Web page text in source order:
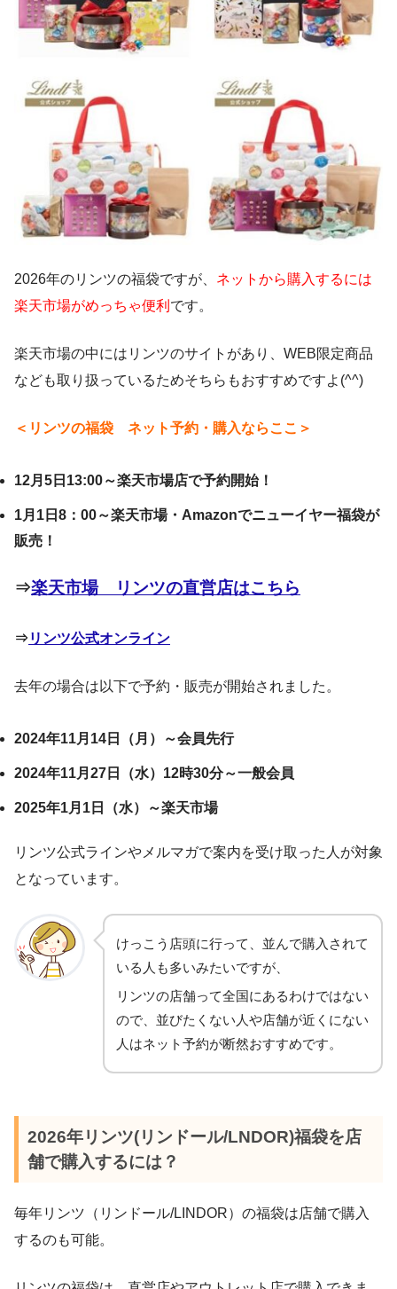
2026年のリンツの福袋ですが、 ネットから購入するには
楽天市場がめっちゃ便利 です。
楽天市場の中にはリンツのサイトがあり、WEB限定商品
なども取り扱っているためそちらもおすすめですよ(^^)
＜リンツの福袋 ネット予約・購入ならここ＞
12月5日13:00～楽天市場店で予約開始！
1月1日8：00～楽天市場・Amazonでニューイヤー福袋が
販売！
⇒楽天市場 リンツの直営店はこちら
⇒リンツ公式オンライン
去年の場合は以下で予約・販売が開始されました。
2024年11月14日（月）～会員先行
2024年11月27日（水）12時30分～一般会員
2025年1月1日（水）～楽天市場
リンツ公式ラインやメルマガで案内を受け取った人が対象
となっています。
けっこう店頭に行って、並んで購入されて
いる人も多いみたいですが、
リンツの店舗って全国にあるわけではない
ので、並びたくない人や店舗が近くにない
人はネット予約が断然おすすめです。
2026年リンツ(リンドール/LNDOR)福袋を店
舗で購入するには？
毎年リンツ（リンドール/LINDOR）の福袋は店舗で購入
するのも可能。